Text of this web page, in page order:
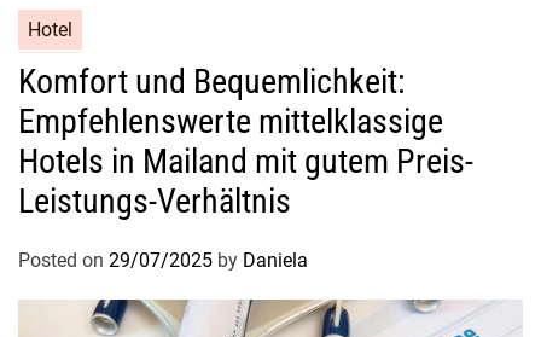
Hotel
Komfort und Bequemlichkeit:
Empfehlenswerte mittelklassige
Hotels in Mailand mit gutem Preis-
Leistungs-Verhältnis
Posted on 29/07/2025 by Daniela